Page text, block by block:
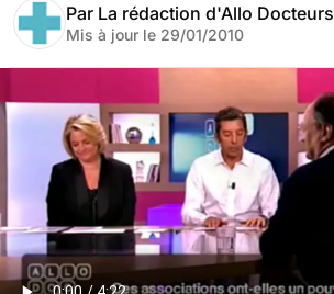
Par La rédaction d'Allo Docteurs
Mis à jour le 29/01/2010